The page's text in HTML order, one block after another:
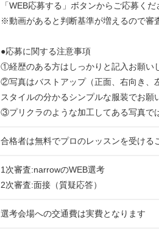
「WEB応募する」ボタンからご応募くだ
※動画があると判断基準が増えるので審
●応募に関する注意事項
①経歴のある方はしっかりと記入お願い
②写真はバストアップ（正面、右向き、
スタイルの分かるシンプルな服装でお願
③プリクラのような加工してある写真で
合格者は無料でプロのレッスンを受ける
1次審査:narrowのWEB選考
2次審査:面接（質疑応答）
選考会場への交通費は実費となります